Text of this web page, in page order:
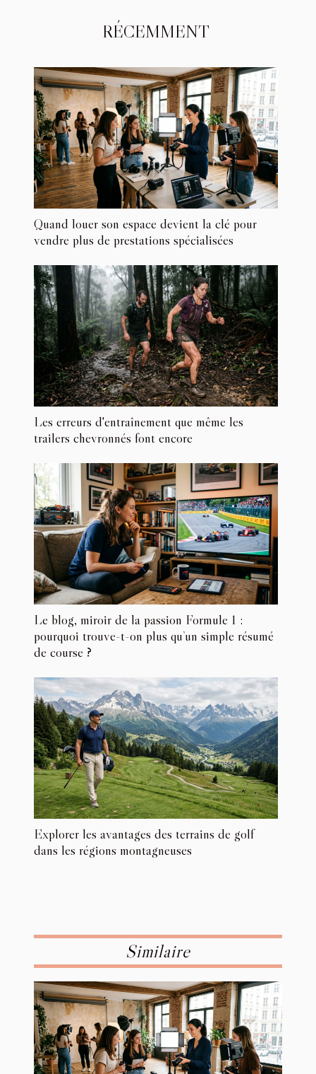
RÉCEMMENT
Quand louer son espace devient la clé pour
vendre plus de prestations spécialisées
Les erreurs d'entraînement que même les
trailers chevronnés font encore
Le blog, miroir de la passion Formule 1 :
pourquoi trouve-t-on plus qu’un simple résumé
de course ?
Explorer les avantages des terrains de golf
dans les régions montagneuses
Similaire